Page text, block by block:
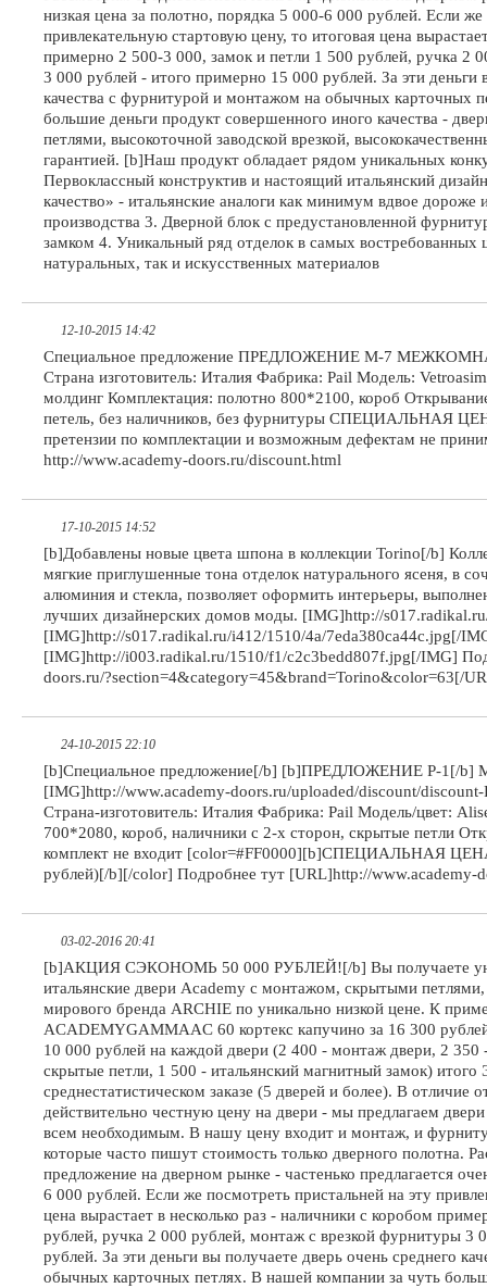
низкая цена за полотно, порядка 5 000-6 000 рублей. Если
привлекательную стартовую цену, то итоговая цена
примерно 2 500-3 000, замок и петли 1 500 рублей, ручка 2
3 000 рублей - итого примерно 15 000 рублей. За эти деньги
качества с фурнитурой и монтажом на обычных карточных
большие деньги продукт совершенного иного качества -
петлями, высокоточной заводской врезкой,
гарантией. [b]Наш продукт обладает рядом уникальных
Первоклассный конструктив и настоящий итальянский
качество» - итальянские аналоги как минимум вдвое
производства 3. Дверной блок с предустановленной
замком 4. Уникальный ряд отделок в самых
натуральных, так и искусственных материалов
12-10-2015 14:42
Специальное предложение ПРЕДЛОЖЕНИЕ М-7
Страна изготовитель: Италия Фабрика: Pail Модель:
молдинг Комплектация: полотно 800*2100, короб
петель, без наличников, без фурнитуры СПЕЦИАЛЬНАЯ
претензии по комплектации и возможным дефектам не
http://www.academy-doors.ru/discount.html
17-10-2015 14:52
[b]Добавлены новые цвета шпона в коллекции Torino[/b]
мягкие приглушенные тона отделок натурального ясеня, в
алюминия и стекла, позволяет оформить интерьеры,
лучших дизайнерских домов моды. [IMG]http://
[IMG]http://s017.radikal.ru/i412/1510/4a/7eda380ca44c.jpg[/
[IMG]http://i003.radikal.ru/1510/f1/c2c3bedd807f.jpg[/IMG]
doors.ru/?section=4&category=45&brand=Torino&color=63[/
24-10-2015 22:10
[b]Специальное предложение[/b] [b]ПРЕДЛОЖЕНИЕ P-
[IMG]http://www.academy-doors.ru/uploaded/discount/
Страна-изготовитель: Италия Фабрика: Pail Модель/цвет:
700*2080, короб, наличники с 2-х сторон, скрытые петли
комплект не входит [color=#FF0000][b]СПЕЦИАЛЬНАЯ
рублей)[/b][/color] Подробнее тут [URL]http://www.academy-
03-02-2016 20:41
[b]АКЦИЯ СЭКОНОМЬ 50 000 РУБЛЕЙ![/b] Вы получаете
итальянские двери Academy с монтажом, скрытыми
мирового бренда ARCHIE по уникально низкой цене. К
ACADEMYGAMMAAC 60 кортекс капучино за 16 300
10 000 рублей на каждой двери (2 400 - монтаж двери, 2 350
скрытые петли, 1 500 - итальянский магнитный замок)
среднестатистическом заказе (5 дверей и более). В отличие
действительно честную цену на двери - мы предлагаем
всем необходимым. В нашу цену входит и монтаж, и
которые часто пишут стоимость только дверного полотна.
предложение на дверном рынке - частенько предлагается
6 000 рублей. Если же посмотреть пристальней на эту
цена вырастает в несколько раз - наличники с коробом
рублей, ручка 2 000 рублей, монтаж с врезкой фурнитуры 3
рублей. За эти деньги вы получаете дверь очень среднего
обычных карточных петлях. В нашей компании за чуть